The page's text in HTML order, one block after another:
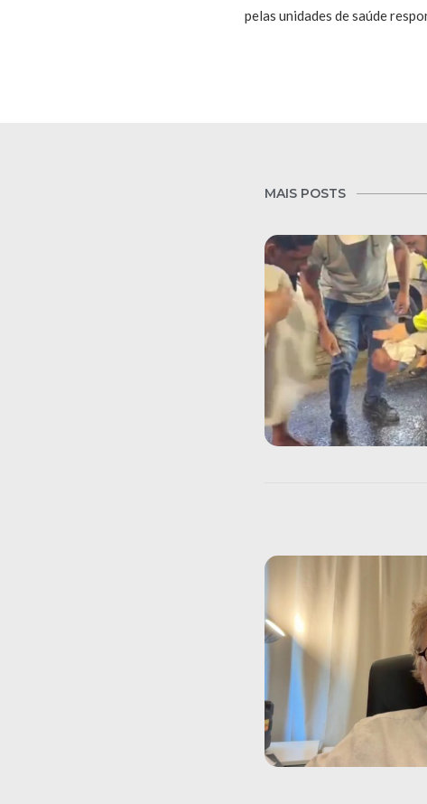
pelas unidades de saúde
MAIS POSTS